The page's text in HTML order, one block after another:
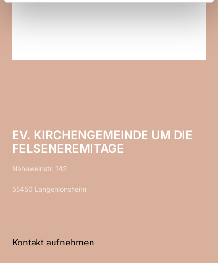
EV. KIRCHENGEMEINDE UM DIE
FELSENEREMITAGE
Naheweinstr. 142
55450 Langenlonsheim
Kontakt aufnehmen